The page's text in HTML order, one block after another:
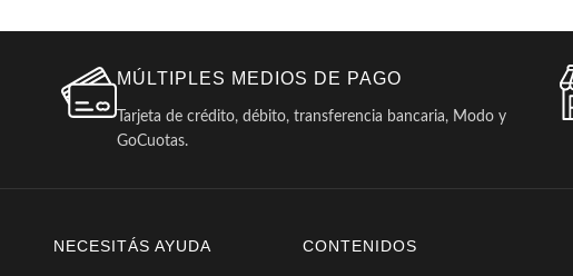
MÚLTIPLES MEDIOS DE PAGO
Tarjeta de crédito, débito, transferencia bancaria, Modo y
GoCuotas.
NECESITÁS AYUDA CONTENIDOS